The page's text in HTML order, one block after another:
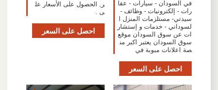
في السودان - سيارات - عقا
رات - إلكترونيات - وظائف -
سيدتي- مستلزمات المنزل ا
لسوداني - خدمات و إستشار
ات عن سوق السودان موقع
سوق السودان يعتبر اكبر من
صة اعلانات مبوبة في
احصل على السعر
ر, الحصول على الأسعار عل
ى .
احصل على السعر